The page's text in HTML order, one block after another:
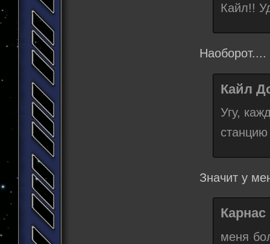
Кайл!!
Кайл
Угу,
станцию
Значит у
Карнас
меня